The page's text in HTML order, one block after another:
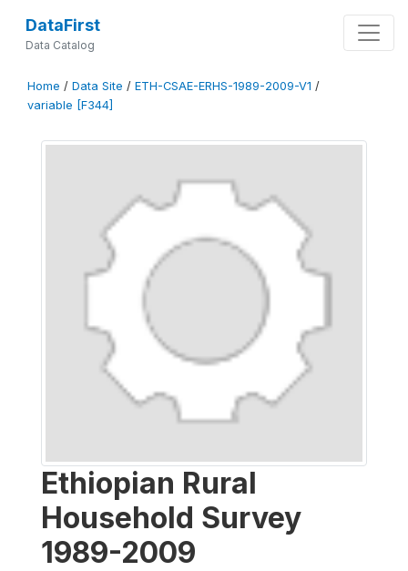
DataFirst
Data Catalog
Home / Data Site / ETH-CSAE-ERHS-1989-2009-V1 /
variable [F344]
Ethiopian Rural
Household Survey
1989-2009